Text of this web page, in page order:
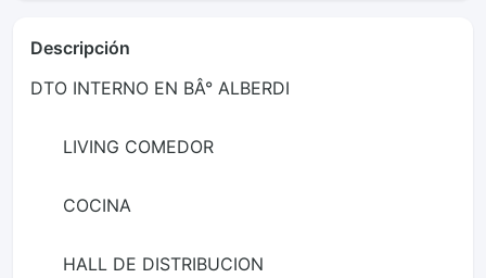
Descripción
DTO INTERNO EN BÂ° ALBERDI